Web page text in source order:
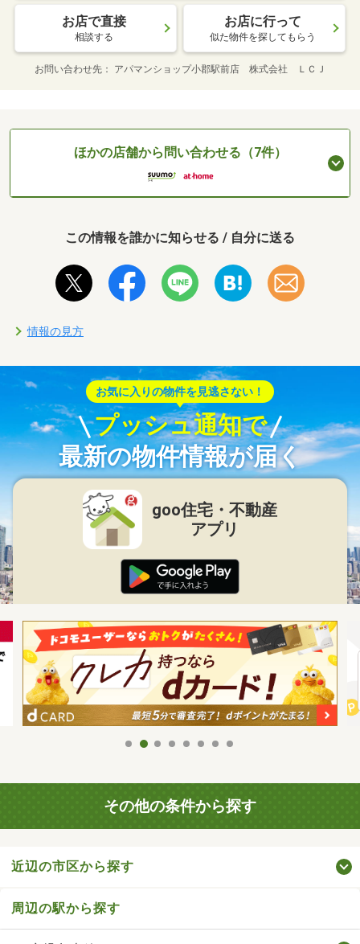
お店で直接
相談する
お店に行って
似た物件を探してもらう
お問い合わせ先 アパマンショップ小郡駅前店 株式会社 ＬＣＪ
ほかの店舗から問い合わせる（7件）
この情報を誰かに知らせる / 自分に送る
情報の見方
お気に入りの物件を見逃さない！
プッシュ通知で
最新の物件情報が届く
goo住宅・不動産
アプリ
その他の条件から探す
近辺の市区から探す
周辺の駅から探す